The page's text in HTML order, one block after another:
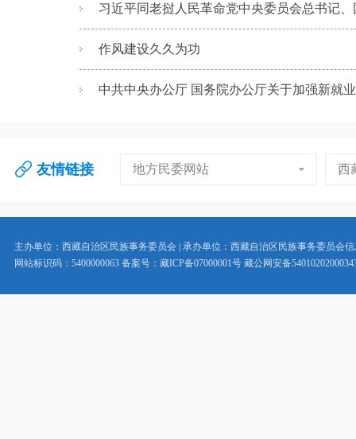
习近平同老挝人民革命党中央委员会总书记
作风建设久久为功
中共中央办公厅 国务院办公厅关于加强新就
友情链接 地方民委网站 西
主办单位：西藏自治区民族事务委员会 | 承办单位：西藏自治区民族事务委员会
网站标识码：5400000063 备案号：藏ICP备07000001号 藏公网安备